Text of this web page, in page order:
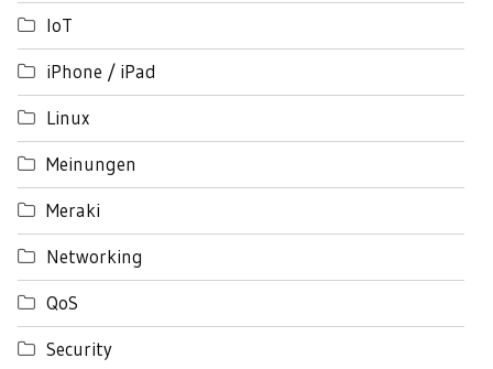
IoT
iPhone / iPad
Linux
Meinungen
Meraki
Networking
QoS
Security